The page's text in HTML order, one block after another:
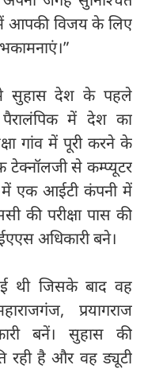
आपकी विजय के लिए
सुहास देश के पहले
में देश का
गांव में पूरी करने के
से कम्प्यूटर
में एक आईटी कंपनी में
की परीक्षा पास की
अधिकारी बने।
थी जिसके बाद वह
प्रयागराज
बनें। सुहास की
रही है और वह ड्यूटी